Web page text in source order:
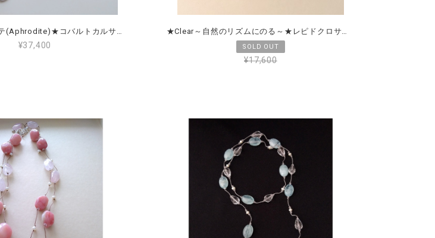
★アフロディーテ(Aphrodite)★コバルトカルサイト＆ピンクスピネル Cobalto Calcite & Pink Spinel
¥37,400
★Clear～自然のリズムにのる～★レピドクロサイトインクォーツ＆レピドクロサイト＆ホーランダイト
¥17,600